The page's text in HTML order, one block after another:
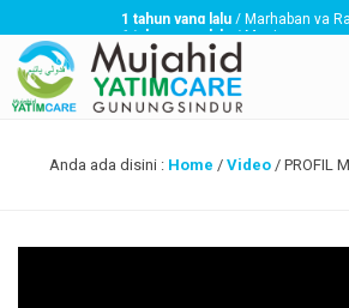
1 tahun yang lalu / Marhaban ya
1 tahun yang lalu/ Menjaga,
3 tahun yang lalu / Mujahid YatimCare
Anda ada disini : Home / Video/ PROFIL